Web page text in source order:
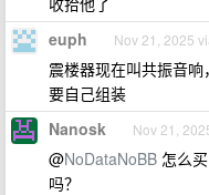
euph Nov 21, 2025
震楼器现在叫共振音
要自己组装
Nanosk Nov 21,
@NoDataNoBB 怎么
吗？